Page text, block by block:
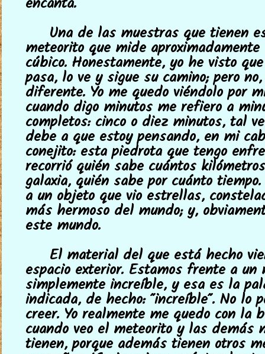
encanta.
Una de las muestras que tienen
meteorito que mide
cúbico. Honestamente, yo he visto
pasa, lo ve y sigue su camino; pero
diferente. Yo me quedo viéndolo por
cuando digo minutos me refiero a
completos: cinco o diez minutos, tal
debe a que estoy pensando, en mi
conejito: esta piedrota que tengo
recorrió quién sabe cuántos
galaxia, quién sabe por cuánto
a un objeto que vio estrellas,
más hermoso del mundo; y,
este mundo.
El material del que está hecho
espacio exterior. Estamos frente a un
simplemente increíble, y esa es la
indicada, de hecho: "increíble". No lo
creer. Yo realmente me quedo con la
cuando veo el meteorito y las demás
tienen, porque además tienen otros